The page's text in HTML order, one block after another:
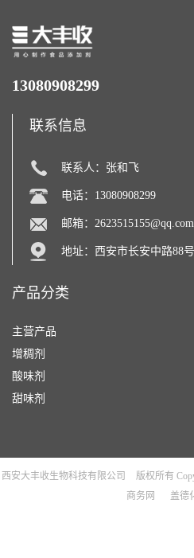
13080908299
联系信息
联系人：张和飞
电话：13080908299
邮箱： 2623515155@qq.com
地址：西安市长安中路88号
产品分类
主营产品
增稠剂
酸味剂
甜味剂
西安大丰收生物科技有限公司 版权所有
商务网
盖德